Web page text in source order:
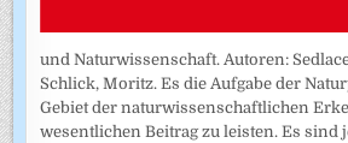
und Naturwissenschaft. Autoren:
Schlick, Moritz. Es die Aufgabe der
Gebiet der naturwissenschaftlichen
wesentlichen Beitrag zu leisten. Es sind